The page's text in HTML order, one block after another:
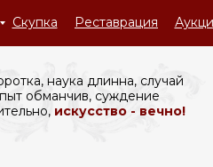
Реставрация
Скупка
наука длинна, случай
обманчив, суждение
искусство - вечно!